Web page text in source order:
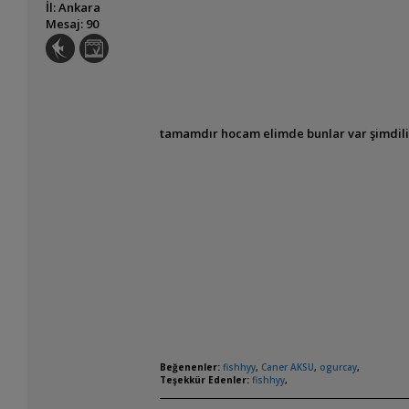
İl: Ankara
Mesaj: 90
tamamdır hocam elimde bunlar var
Beğenenler: fishhyy, Caner AKSU, ogurcay,
Teşekkür Edenler: fishhyy,